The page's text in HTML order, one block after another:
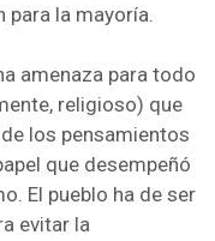
la mayoría.
amenaza para todo
religioso) que
los pensamientos
que desempeñó
El pueblo ha de ser
evitar la